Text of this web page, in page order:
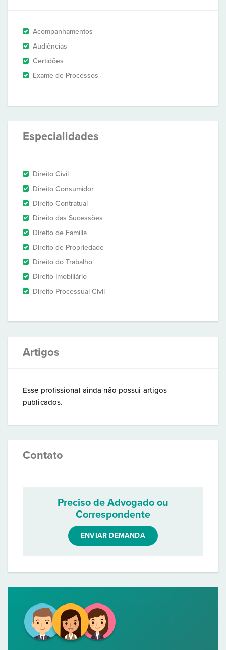
Acompanhamentos
Audiências
Certidões
Exame de Processos
Especialidades
Direito Civil
Direito Consumidor
Direito Contratual
Direito das Sucessões
Direito de Família
Direito de Propriedade
Direito do Trabalho
Direito Imobiliário
Direito Processual Civil
Artigos
Esse profissional ainda não possui artigos
publicados.
Contato
Preciso de Advogado ou
Correspondente
ENVIAR DEMANDA